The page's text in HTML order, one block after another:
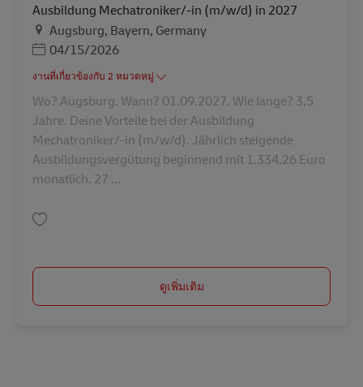
Ausbildung Mechatroniker/-in (m/w/d) in 2027
สถานที่
Augsburg, Bayern, Germany
Posted Date
04/15/2026
งานที่เกี่ยวข้องกับ 2 หมวดหมู่
Wo? Augsburg. Wann? 01.09.2027. Wie lange? 3,5
Jahre. Deine Vorteile bei der Ausbildung
Mechatroniker/-in (m/w/d). Jährlich steigende
Ausbildungsvergütung beginnend mit 1.334,26 Euro
monatlich. 27 ...
ดูเพิ่มเติม